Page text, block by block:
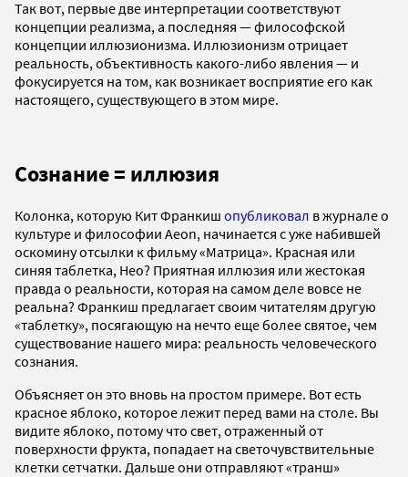
Так вот, первые две интерпретации соответствуют
концепции реализма, а последняя — философской
концепции иллюзионизма. Иллюзионизм отрицает
реальность, объективность какого-либо явления — и
фокусируется на том, как возникает восприятие его как
настоящего, существующего в этом мире.
Сознание = иллюзия
Колонка, которую Кит Франкиш опубликовал в журнале о
культуре и философии Aeon, начинается с уже набившей
оскомину отсылки к фильму «Матрица». Красная или
синяя таблетка, Нео? Приятная иллюзия или жестокая
правда о реальности, которая на самом деле вовсе не
реальна? Франкиш предлагает своим читателям другую
«таблетку», посягающую на нечто еще более святое, чем
существование нашего мира: реальность человеческого
сознания.
Объясняет он это вновь на простом примере. Вот есть
красное яблоко, которое лежит перед вами на столе. Вы
видите яблоко, потому что свет, отраженный от
поверхности фрукта, попадает на светочувствительные
клетки сетчатки. Дальше они отправляют «транш»